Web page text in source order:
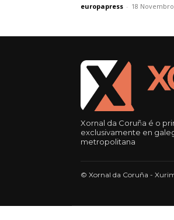
europapress - 18
Xornal da Coruña é o
exclusivamente en
metropolitana
© Xornal da Coruña -